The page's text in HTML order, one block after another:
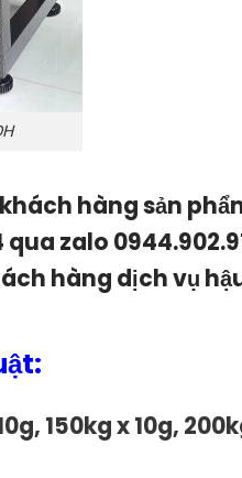
hàng sản
zalo
hàng dịch vụ
150kg x 10g,